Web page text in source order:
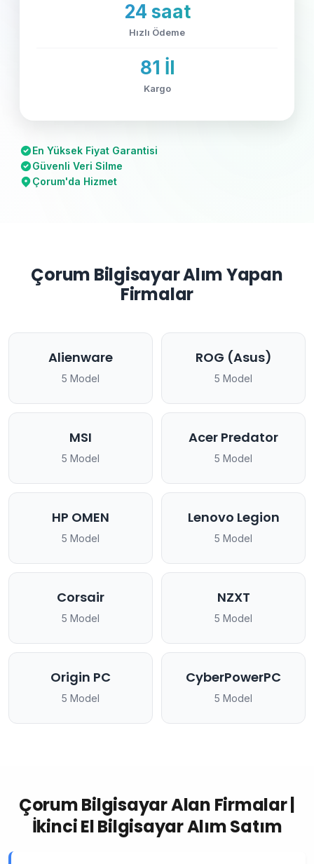
24 saat
Hızlı Ödeme
81 İl
Kargo
En Yüksek Fiyat Garantisi
Güvenli Veri Silme
Çorum'da Hizmet
Çorum Bilgisayar Alım Yapan
Firmalar
Alienware
5 Model
ROG (Asus)
5 Model
MSI
5 Model
Acer Predator
5 Model
HP OMEN
5 Model
Lenovo Legion
5 Model
Corsair
5 Model
NZXT
5 Model
Origin PC
5 Model
CyberPowerPC
5 Model
Çorum Bilgisayar Alan Firmalar |
İkinci El Bilgisayar Alım Satım